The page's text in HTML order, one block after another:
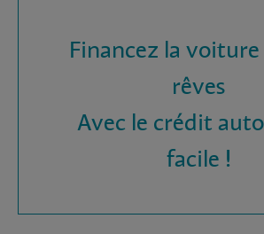
Financez la voiture
rêves
Avec le crédit
facile !